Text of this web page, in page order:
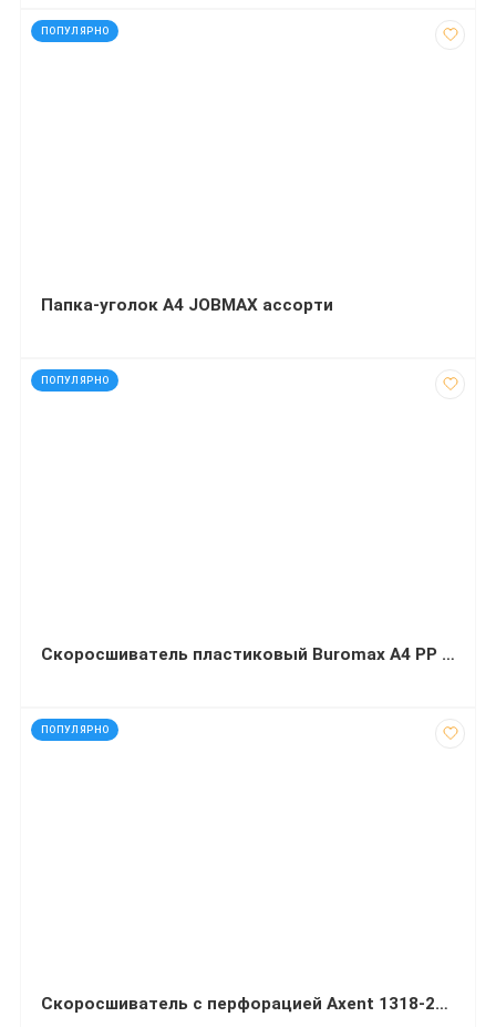
ПОПУЛЯРНО
код: 92164
Папка-уголок А4 JOBMAX ассорти
ПОПУЛЯРНО
код: 1928
Скоросшиватель пластиковый Buromax А4 PP розовый
ПОПУЛЯРНО
код: 92580
Скоросшиватель с перфорацией Axent 1318-25-A А4 зеленый